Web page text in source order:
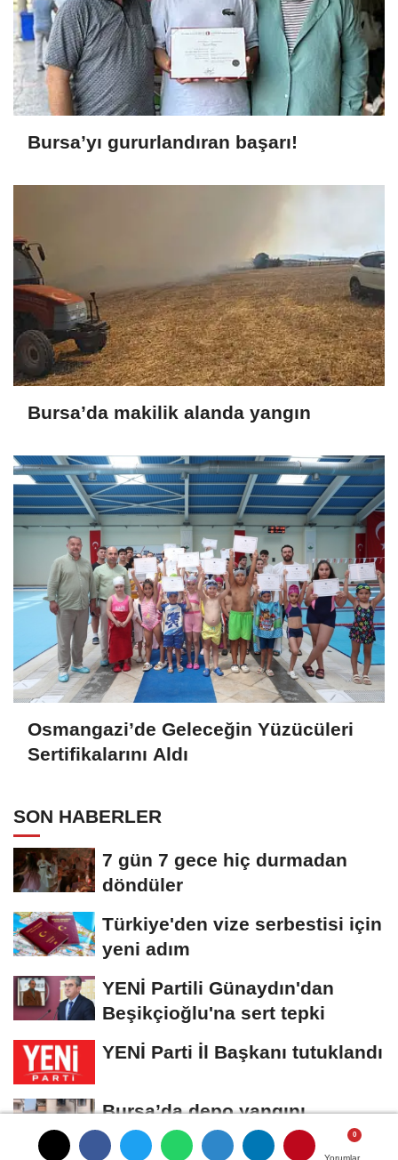
Yorumlar
Yorumlar
Yorumlar
Bursa’yı gururlandıran başarı!
Bursa’da makilik alanda yangın
Osmangazi’de Geleceğin Yüzücüleri
Sertifikalarını Aldı
SON HABERLER
7 gün 7 gece hiç durmadan
döndüler
Türkiye'den vize serbestisi için
yeni adım
YENİ Partili Günaydın'dan
Beşikçioğlu'na sert tepki
YENİ Parti İl Başkanı tutuklandı
Bursa’da depo yangını
apartmana sıçradı